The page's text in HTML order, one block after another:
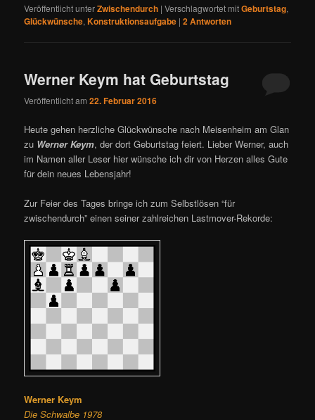
Veröffentlicht unterZwischendurch |Verschlagwortet mitGeburtstag,
Glückwünsche,Konstruktionsaufgabe |2 Antworten
Werner Keym hat Geburtstag
Veröffentlicht am22. Februar 2016
Heute gehen herzliche Glückwünsche nach Meisenheim am Glan
zu Werner Keym, der dort Geburtstag feiert. Lieber Werner, auch
im Namen aller Leser hier wünsche ich dir von Herzen alles Gute
für dein neues Lebensjahr!
Zur Feier des Tages bringe ich zum Selbstlösen “für
zwischendurch” einen seiner zahlreichen Lastmover-Rekorde:
Werner Keym
Die Schwalbe 1978